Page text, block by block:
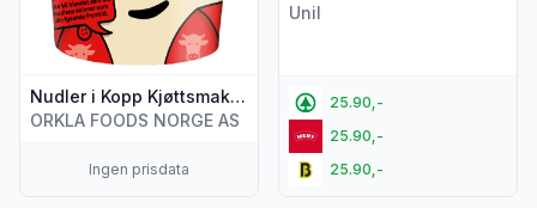
Nudler i Kopp Kjøttsmak 65g Mr.Lee
ORKLA FOODS NORGE AS
Ingen prisdata
Unil
25.90,-
25.90,-
25.90,-